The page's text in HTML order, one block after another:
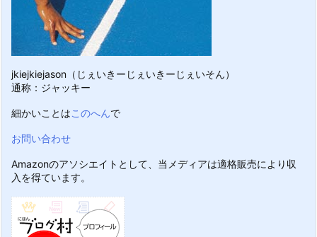
jkiejkiejason（じぇいきーじぇいきーじぇいそん）
通称：ジャッキー
細かいことはこのへんで
お問い合わせ
Amazonのアソシエイトとして、当メディアは適格販売により収
入を得ています。